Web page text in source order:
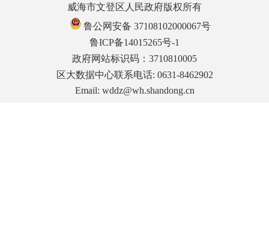
威海市文登区人民政府版权所有
鲁公网安备 37108102000067号
鲁ICP备14015265号-1
政府网站标识码：3710810005
区大数据中心联系电话: 0631-8462902
Email: wddz@wh.shandong.cn